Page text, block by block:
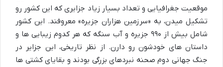
موقعیت جغرافیایی و تعداد بسیار زیاد جزایری که این کشور رو
تشکیل میدن، به «سرزمین هزاران جزیره» معروفند. این کشور
شامل بیش از ۹۹۰ جزیره و آب سنگه که هر کدوم زیبایی ها و
داستان های خودشون رو دارن. از نظر تاریخی، این جزایر در
جنگ جهانی دوم صحنه نبردهای بزرگی بودند و بقایای کشتی ها